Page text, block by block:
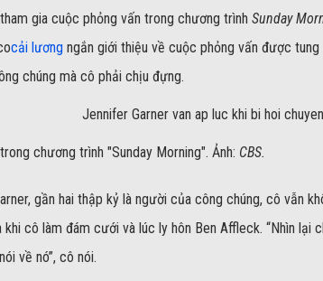
gia cuộc phỏng vấn trong chương trình Sunday
cải lương ngắn giới thiệu về cuộc phỏng vấn được tung
chúng mà cô phải chịu đựng.
chương trình "Sunday Morning". Ảnh: CBS.
gần hai thập kỷ là người của công chúng, cô vẫn
khi cô làm đám cưới và lúc ly hôn Ben Affleck. “Nhìn lại
về nó”, cô nói.